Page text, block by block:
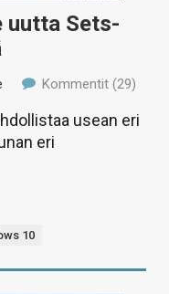
Sets-
Kommentit (29)
usean eri
eri
10